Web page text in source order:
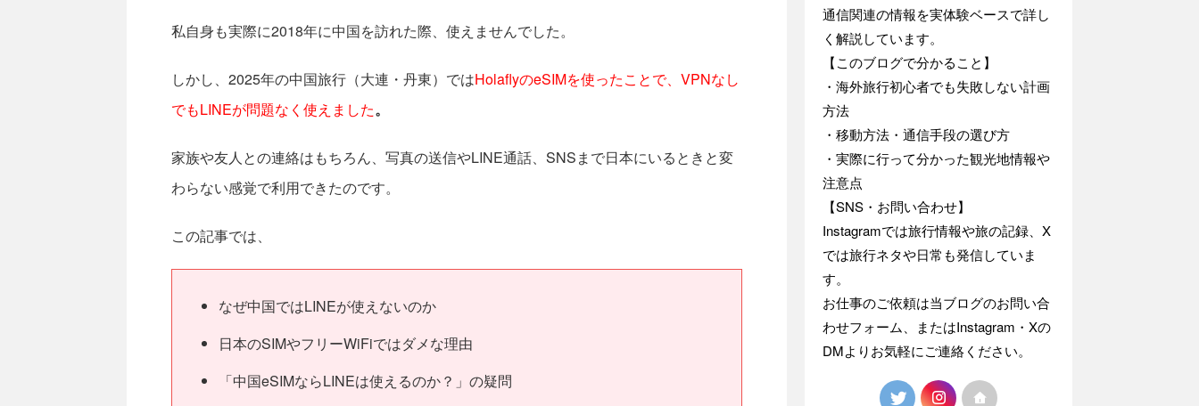
私自身も実際に2018年に中国を訪れた際、使えませんでした。
しかし、2025年の中国旅行（大連・丹東）ではHolaflyのeSIMを使ったことで、VPNなし
でもLINEが問題なく使えました。
家族や友人との連絡はもちろん、写真の送信やLINE通話、SNSまで日本にいるときと変
わらない感覚で利用できたのです。
この記事では、
なぜ中国ではLINEが使えないのか
日本のSIMやフリーWiFiではダメな理由
「中国eSIMならLINEは使えるのか？」の疑問
通信関連の情報を実体験ベースで詳し
く解説しています。
【このブログで分かること】
・海外旅行初心者でも失敗しない計画
方法
・移動方法・通信手段の選び方
・実際に行って分かった観光地情報や
注意点
【SNS・お問い合わせ】
Instagramでは旅行情報や旅の記録、X
では旅行ネタや日常も発信していま
す。
お仕事のご依頼は当ブログのお問い合
わせフォーム、またはInstagram・Xの
DMよりお気軽にご連絡ください。